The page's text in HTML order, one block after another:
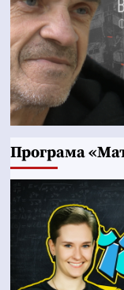
Програма